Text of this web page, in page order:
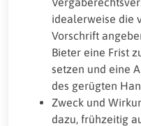
idealerweise die
Vorschrift
Bieter eine Frist
setzen und eine
des gerügten
Zweck und
dazu, frühzeitig